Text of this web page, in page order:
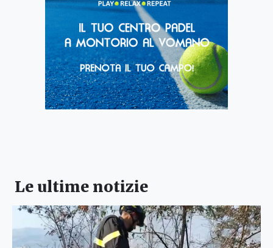
Le ultime notizie